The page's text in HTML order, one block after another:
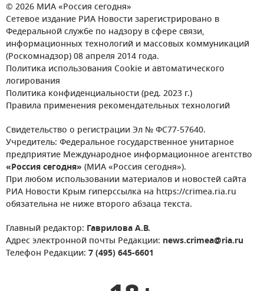
© 2026 МИА «Россия сегодня»
Сетевое издание РИА Новости зарегистрировано в
Федеральной службе по надзору в сфере связи,
информационных технологий и массовых коммуникаций
(Роскомнадзор) 08 апреля 2014 года.
Политика использования Cookie и автоматического
логирования
Политика конфиденциальности (ред. 2023 г.)
Правила применения рекомендательных технологий
Свидетельство о регистрации Эл № ФС77-57640.
Учредитель: Федеральное государственное унитарное
предприятие Международное информационное агентство
«Россия сегодня» (МИА «Россия сегодня»).
При любом использовании материалов и новостей сайта
РИА Новости Крым гиперссылка на https://crimea.ria.ru
обязательна не ниже второго абзаца текста.
Главный редактор: Гаврилова А.В.
Адрес электронной почты Редакции: news.crimea@ria.ru
Телефон Редакции: 7 (495) 645-6601